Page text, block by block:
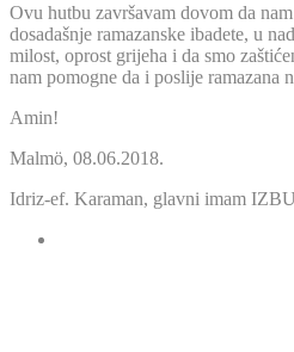
Ovu hutbu završavam dovom da
dosadašnje ramazanske ibadete, u
milost, oprost grijeha i da smo
nam pomogne da i poslije ramazana
Amin!
Malmö, 08.06.2018.
Idriz-ef. Karaman, glavni imam